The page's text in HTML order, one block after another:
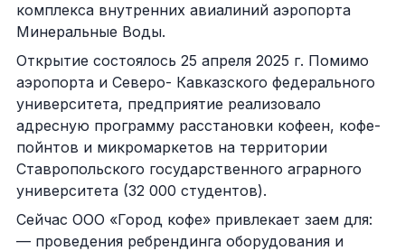
комплекса внутренних авиалиний аэропорта
Минеральные Воды.
Открытие состоялось 25 апреля 2025 г. Помимо
аэропорта и Северо- Кавказского федерального
университета, предприятие реализовало
адресную программу расстановки кофеен, кофе-
пойнтов и микромаркетов на территории
Ставропольского государственного аграрного
университета (32 000 студентов).
Сейчас ООО «Город кофе» привлекает заем для:
— проведения ребрендинга оборудования и